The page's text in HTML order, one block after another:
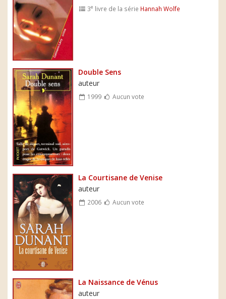
3e livre de la série Hannah Wolfe
Double Sens
auteur
1999 Aucun vote
La Courtisane de Venise
auteur
2006 Aucun vote
La Naissance de Vénus
auteur